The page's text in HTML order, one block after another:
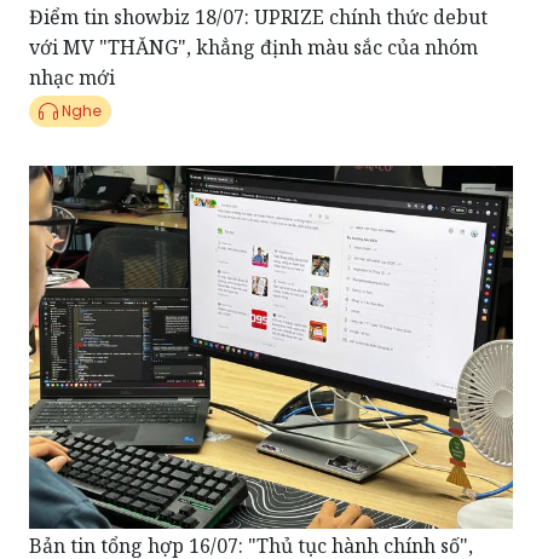
nhạc mới
Nghe
Bản tin tổng hợp 16/07: "Thủ tục hành chính số",
"World Cup", "thông tin mùa thi" dẫn dắt xu hướng
tìm kiếm quý II/2026